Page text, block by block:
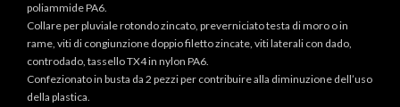
poliammide PA6.
Collare per pluviale rotondo zincato, preverniciato testa di moro o in
rame, viti di congiunzione doppio filetto zincate, viti laterali con dado,
controdado, tassello TX4 in nylon PA6.
Confezionato in busta da 2 pezzi per contribuire alla diminuzione dell’uso
della plastica.